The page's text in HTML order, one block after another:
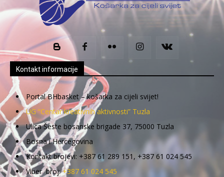
Kontakt informacije
Portal BHbasket – košarka za cijeli svijet!
UG “Centar kreativnih aktivnosti” Tuzla
Ulica Šeste bosanske brigade 37, 75000 Tuzla
Bosna i Hercegovina
Kontakt brojevi: +387 61 289 151, +387 61 024 545
Viber broj:+387 61 024 545